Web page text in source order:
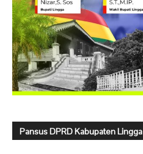
Pansus DPRD Kabupaten Lingga